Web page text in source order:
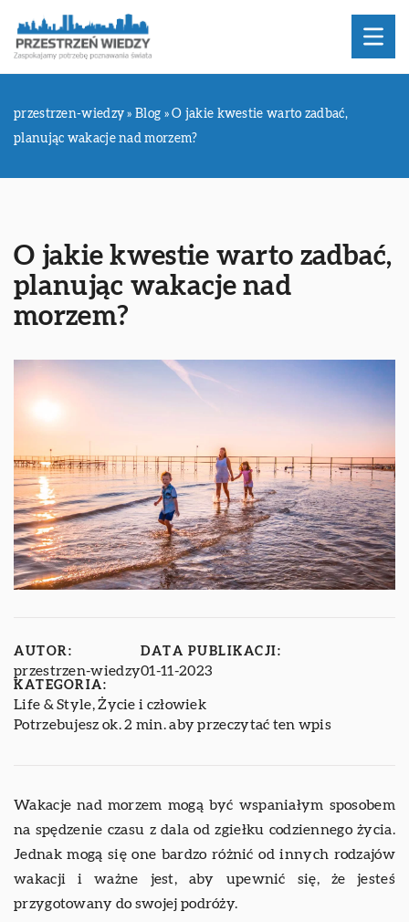
przestrzen-wiedzy »Blog »O jakie kwestie warto zadbać,
planując wakacje nad morzem?
O jakie kwestie warto zadbać,
planując wakacje nad
morzem?
AUTOR:
przestrzen-wiedzy
DATA PUBLIKACJI:
01-11-2023
KATEGORIA:
Life & Style,Życie i człowiek
Potrzebujesz ok. 2 min. aby przeczytać ten wpis
Wakacje nad morzem mogą być wspaniałym sposobem
na spędzenie czasu z dala od zgiełku codziennego życia.
Jednak mogą się one bardzo różnić od innych rodzajów
wakacji i ważne jest, aby upewnić się, że jesteś
przygotowany do swojej podróży.